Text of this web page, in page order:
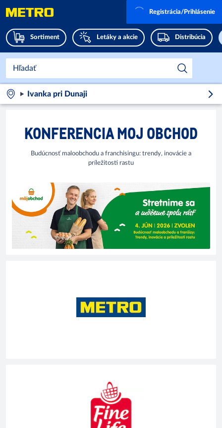
Sortiment Letáky a akcie Distribúcia
Registrácia/Prihlásenie
Ivanka pri Dunaji
KONFERENCIA MOJ OBCHOD
Budúcnosť maloobchodu a franchisingu: trendy, inovácie a
príležitosti rastu